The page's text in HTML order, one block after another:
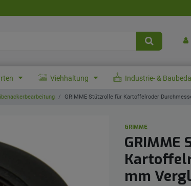
Viehhaltung Industrie- &
GRIMME Stützrolle für Kartoffelroder
GRIMME
mm